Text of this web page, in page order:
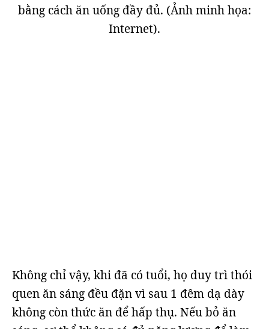
bằng cách ăn uống đầy đủ. (Ảnh minh họa:
Internet).
Không chỉ vậy, khi đã có tuổi, họ duy trì thói
quen ăn sáng đều đặn vì sau 1 đêm dạ dày
không còn thức ăn để hấp thụ. Nếu bỏ ăn